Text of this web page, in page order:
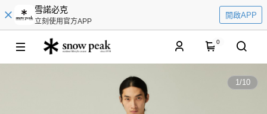
雪諾必克
立刻使用官方APP
開啟APP
0
1/10